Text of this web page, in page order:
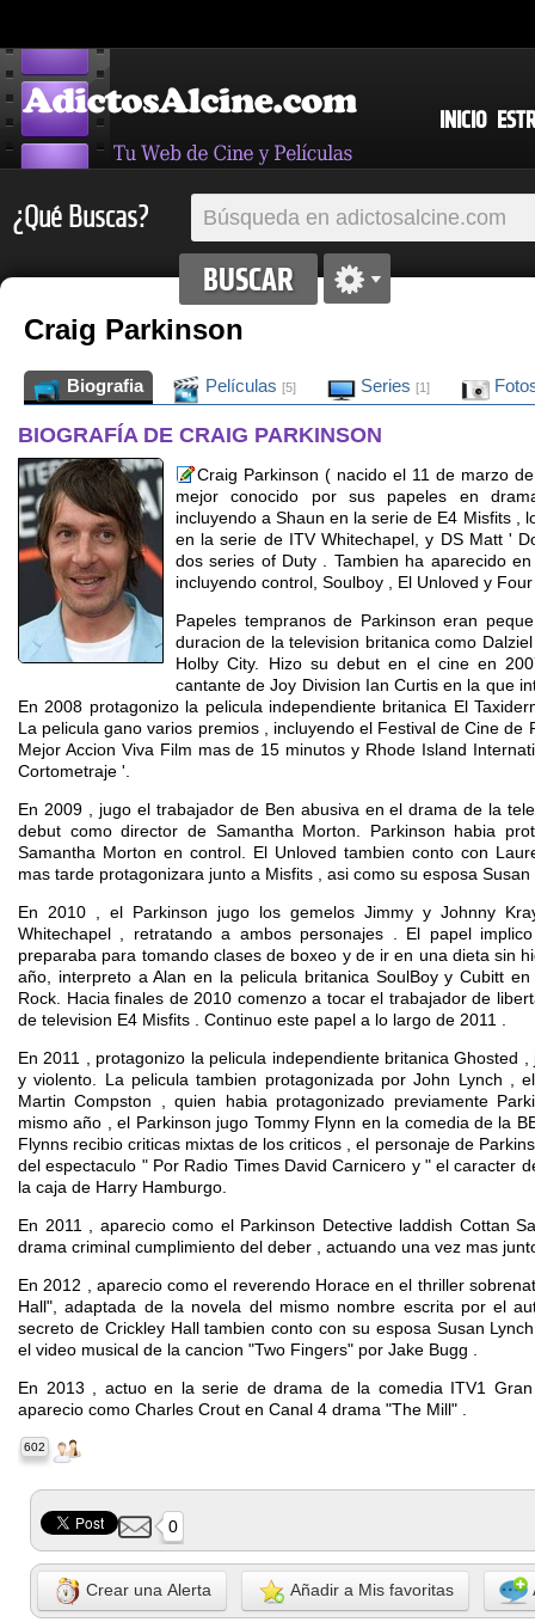
INICIO
¿Qué Buscas?
Craig Parkinson
Biografia Películas [5] Series [1]
BIOGRAFÍA DE CRAIG PARKINSON
Craig Parkinson ( nacido el 11 de marzo
mejor conocido por sus papeles en
incluyendo a Shaun en la serie de E4 Misfits ,
en la serie de ITV Whitechapel, y DS Matt '
dos series of Duty . Tambien ha aparecido
incluyendo control, Soulboy , El Unloved y
Papeles tempranos de Parkinson eran
duracion de la television britanica como
Holby City. Hizo su debut en el cine en
cantante de Joy Division Ian Curtis en la que
En 2008 protagonizo la pelicula independiente britanica El
La pelicula gano varios premios , incluyendo el Festival de Cine de
Mejor Accion Viva Film mas de 15 minutos y Rhode Island
Cortometraje '.
En 2009 , jugo el trabajador de Ben abusiva en el drama de la
debut como director de Samantha Morton. Parkinson habia
Samantha Morton en control. El Unloved tambien conto con
mas tarde protagonizara junto a Misfits , asi como su esposa Susan
En 2010 , el Parkinson jugo los gemelos Jimmy y Johnny
Whitechapel , retratando a ambos personajes . El papel
preparaba para tomando clases de boxeo y de ir en una dieta sin
año, interpreto a Alan en la pelicula britanica SoulBoy y Cubitt
Rock. Hacia finales de 2010 comenzo a tocar el trabajador de
de television E4 Misfits . Continuo este papel a lo largo de 2011 .
En 2011 , protagonizo la pelicula independiente britanica Ghosted
y violento. La pelicula tambien protagonizada por John Lynch ,
Martin Compston , quien habia protagonizado previamente
mismo año , el Parkinson jugo Tommy Flynn en la comedia de la
Flynns recibio criticas mixtas de los criticos , el personaje de
del espectaculo " Por Radio Times David Carnicero y " el caracter
la caja de Harry Hamburgo.
En 2011 , aparecio como el Parkinson Detective laddish Cottan
drama criminal cumplimiento del deber , actuando una vez mas
En 2012 , aparecio como el reverendo Horace en el thriller
Hall", adaptada de la novela del mismo nombre escrita por el
secreto de Crickley Hall tambien conto con su esposa Susan
el video musical de la cancion "Two Fingers" por Jake Bugg .
En 2013 , actuo en la serie de drama de la comedia ITV1
aparecio como Charles Crout en Canal 4 drama "The Mill" .
602
0
Crear una Alerta Añadir a Mis favoritas